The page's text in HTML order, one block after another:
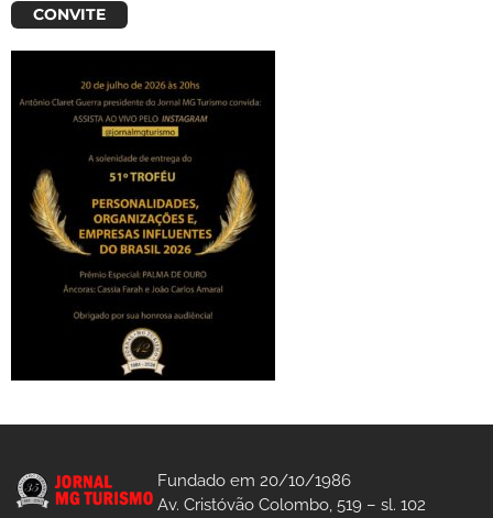
CONVITE
Fundado em 20/10/1986
Av. Cristóvão Colombo, 519 – sl. 102